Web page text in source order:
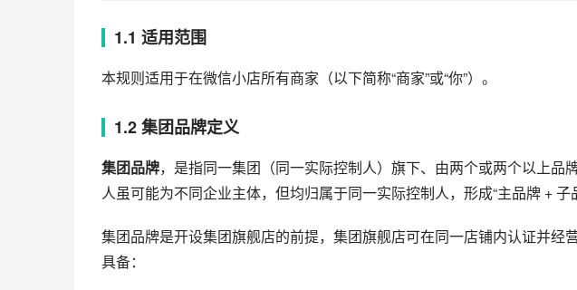
1.1 适用范围
本规则适用于在微信小店所有商家（以下简称“商家”或“你”）。
1.2 集团品牌定义
集团品牌，是指同一集团（同一实际控制人）旗下、由两个或两个以上品
人虽可能为不同企业主体，但均归属于同一实际控制人，形成“主品牌 + 子
集团品牌是开设集团旗舰店的前提，集团旗舰店可在同一店铺内认证并经
具备：